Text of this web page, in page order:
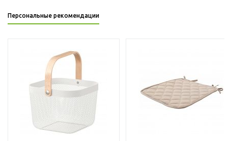
Персональные рекомендации